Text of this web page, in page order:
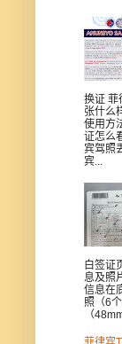
换证 菲
张什么
使用方
证怎么
宾驾照
宾...
白签证
息及照
信息在
照（6
（